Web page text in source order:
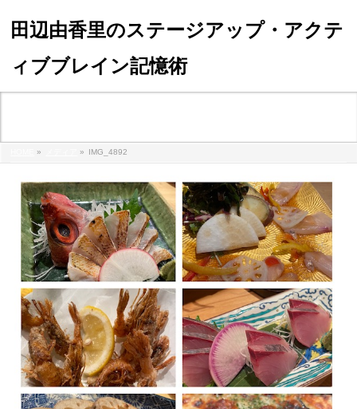
田辺由香里のステージアップ・アクテ
ィブブレイン記憶術
» » IMG_4892